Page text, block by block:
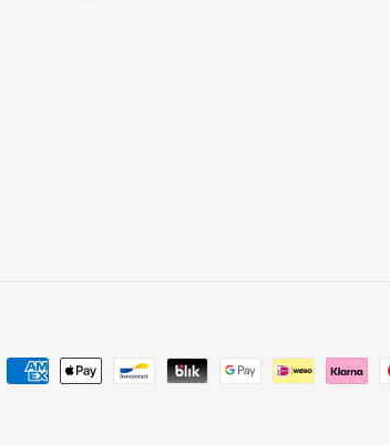
Metodi